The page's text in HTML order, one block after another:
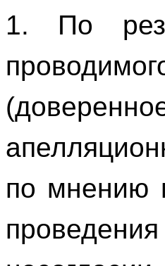
1. По
по мнению